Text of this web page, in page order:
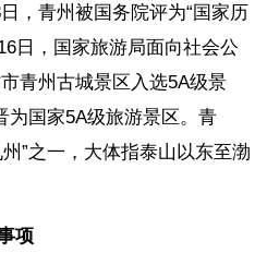
，青州被国务院评为“国家历
日，国家旅游局面向社会公
青州古城景区入选5A级景
为国家5A级旅游景区。青
”之一，大体指泰山以东至渤
项